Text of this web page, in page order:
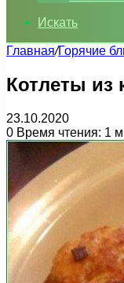
Искать
Главная/Горячие
Котлеты из
23.10.2020
0 Время чтения: 1